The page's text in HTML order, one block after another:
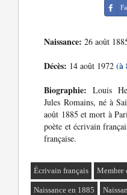
Naissance: 26 août
Décès: 14 août 1972(à
Biographie: Louis
Jules Romains, né à
août 1885 et mort à
poète et écrivain
française.
Écrivain français Membre
Naissance en 1885